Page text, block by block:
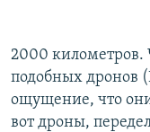
2000 километров.
подобных дронов
ощущение, что
вот дроны,